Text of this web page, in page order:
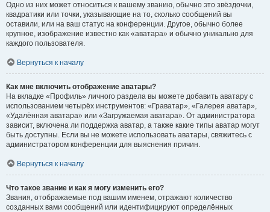
Одно из них может относиться к вашему званию, обычно это звёздочки,
квадратики или точки, указывающие на то, сколько сообщений вы
оставили, или на ваш статус на конференции. Другое, обычно более
крупное, изображение известно как «аватара» и обычно уникально для
каждого пользователя.
Вернуться к началу
Как мне включить отображение аватары?
На вкладке «Профиль» личного раздела вы можете добавить аватару с
использованием четырёх инструментов: «Граватар», «Галерея аватар»,
«Удалённая аватара» или «Загружаемая аватара». От администратора
зависит, включена ли поддержка аватар, а также какие типы аватар могут
быть доступны. Если вы не можете использовать аватары, свяжитесь с
администратором конференции для выяснения причин.
Вернуться к началу
Что такое звание и как я могу изменить его?
Звания, отображаемые под вашим именем, отражают количество
созданных вами сообщений или идентифицируют определённых